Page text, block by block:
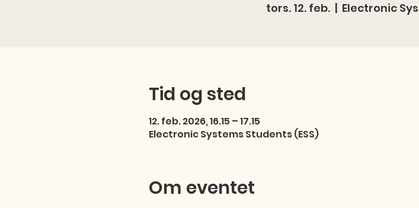
tors. 12. feb.
  |
Electronic
Tid og sted
12. feb. 2026, 16.15 – 17.15
Electronic Systems Students (ESS)
Om eventet